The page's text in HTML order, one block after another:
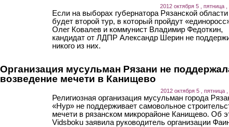
2012 октября 5 , пятница ,
Если на выборах губернатора Рязанской области
будет второй тур, в который пройдут
Олег Ковалев и коммунист Владимир Федоткин,
кандидат от ЛДПР Александр Шерин не
никого из них.
Организация мусульман Рязани не
возведение мечети в Канищево
2012 октября 5 , пятница ,
Религиозная организация мусульман города
«Нур» не поддерживает самовольное
мечети в рязанском микрорайоне Канищево. Об
Vidsboku заявила руководитель организации